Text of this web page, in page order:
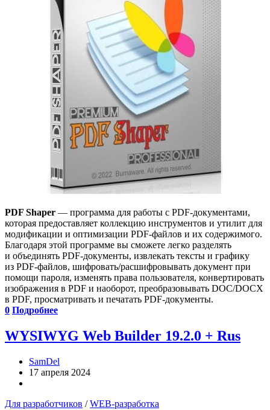
PDF Shaper — программа для работы с PDF-документами,
которая предоставляет коллекцию инструментов и утилит для
модификации и оптимизации PDF-файлов и их содержимого.
Благодаря этой программе вы сможете легко разделять
и объединять PDF-документы, извлекать тексты и графику
из PDF-файлов, шифровать/расшифровывать документ при
помощи пароля, изменять права пользователя, конвертировать
изображения в PDF и наоборот, преобразовывать DOC/DOCX
в PDF, просматривать и печатать PDF-документы.
0 Подробнее
WYSIWYG Web Builder 19.2.0 + Rus
SamDel
17 апреля 2024
Для разработчиков /WEB-разработка